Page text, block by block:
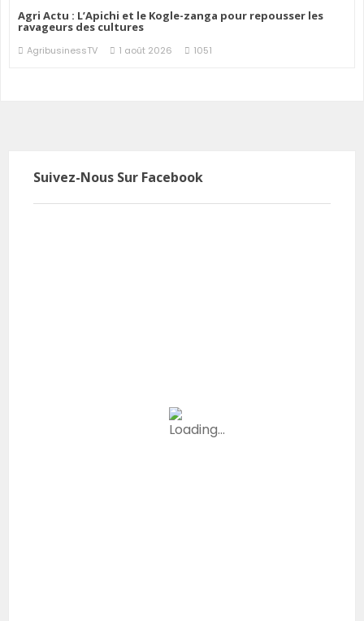
Agri Actu : L’Apichi et le Kogle-zanga pour repousser les
ravageurs des cultures
AgribusinessTV 1 août 2026 1051
Suivez-Nous Sur Facebook